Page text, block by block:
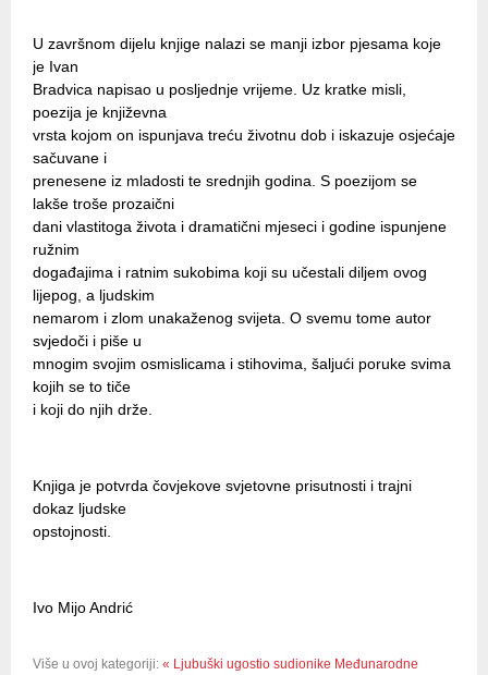
U završnom dijelu knjige nalazi se manji izbor pjesama koje
je Ivan
Bradvica napisao u posljednje vrijeme. Uz kratke misli,
poezija je književna
vrsta kojom on ispunjava treću životnu dob i iskazuje osjećaje
sačuvane i
prenesene iz mladosti te srednjih godina. S poezijom se
lakše troše prozaični
dani vlastitoga života i dramatični mjeseci i godine ispunjene
ružnim
događajima i ratnim sukobima koji su učestali diljem ovog
lijepog, a ljudskim
nemarom i zlom unakaženog svijeta. O svemu tome autor
svjedoči i piše u
mnogim svojim osmislicama i stihovima, šaljući poruke svima
kojih se to tiče
i koji do njih drže.
Knjiga je potvrda čovjekove svjetovne prisutnosti i trajni
dokaz ljudske
opstojnosti.
Ivo Mijo Andrić
Više u ovoj kategoriji: « Ljubuški ugostio sudionike Međunarodne